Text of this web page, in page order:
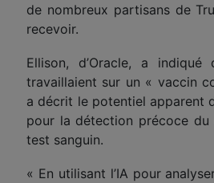
de nombreux partisans de
recevoir.
Ellison, d’Oracle, a indiqué
travaillaient sur un « vaccin
a décrit le potentiel apparent
pour la détection précoce du
test sanguin.
« En utilisant l’IA pour